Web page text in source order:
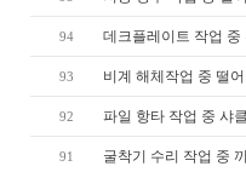
94 데크플레이트 작업 중
93 비계 해체작업 중 떨
92 파일 항타 작업 중 샤
91 굴착기 수리 작업 중